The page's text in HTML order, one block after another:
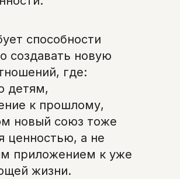
способности
создавать новую
где:
детям,
к прошлому,
новый союз тоже
ценностью, а не
приложением к уже
жизни.